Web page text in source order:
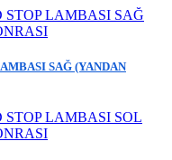
SAĞ (YANDAN